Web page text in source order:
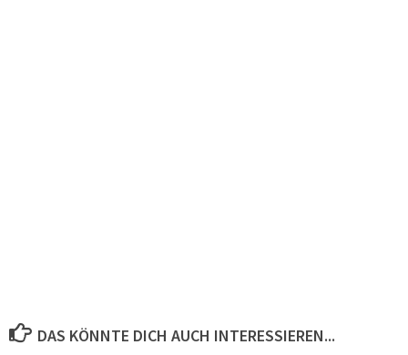
DAS KÖNNTE DICH AUCH INTERESSIEREN...